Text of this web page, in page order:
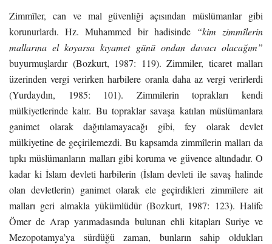
Zimmîler, can ve mal güvenliği açısından müslümanlar gibi
korunurlardı. Hz. Muhammed bir hadisinde “kim zimmîlerin
mallarına el koyarsa kıyamet günü ondan davacı olacağım”
buyurmuşlardır (Bozkurt, 1987: 119). Zimmiler, ticaret malları
üzerinden vergi verirken harbilere oranla daha az vergi verirlerdi
(Yurdaydın, 1985: 101). Zimmilerin toprakları kendi
mülkiyetlerinde kalır. Bu topraklar savaşa katılan müslümanlara
ganimet olarak dağıtılamayacağı gibi, fey olarak devlet
mülkiyetine de geçirilemezdi. Bu kapsamda zimmîlerin malları da
tıpkı müslümanların malları gibi koruma ve güvence altındadır. O
kadar ki İslam devleti harbilerin (İslam devleti ile savaş halinde
olan devletlerin) ganimet olarak ele geçirdikleri zimmîlere ait
malları geri almakla yükümlüdür (Bozkurt, 1987: 123). Halife
Ömer de Arap yarımadasında bulunan ehli kitapları Suriye ve
Mezopotamya’ya sürdüğü zaman, bunların sahip oldukları